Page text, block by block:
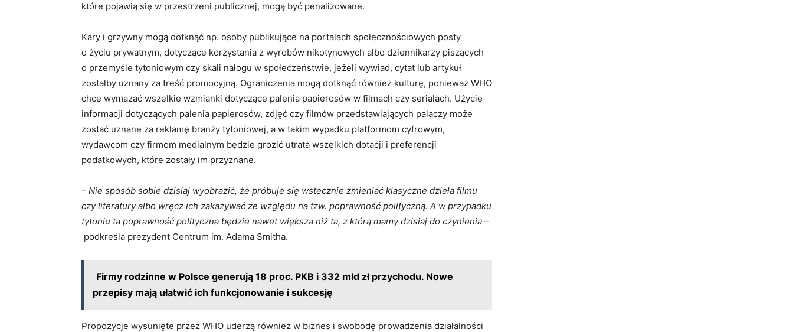
które pojawią się w przestrzeni publicznej, mogą być penalizowane.
Kary i grzywny mogą dotknąć np. osoby publikujące na portalach społecznościowych posty
o życiu prywatnym, dotyczące korzystania z wyrobów nikotynowych albo dziennikarzy piszących
o przemyśle tytoniowym czy skali nałogu w społeczeństwie, jeżeli wywiad, cytat lub artykuł
zostałby uznany za treść promocyjną. Ograniczenia mogą dotknąć również kulturę, ponieważ WHO
chce wymazać wszelkie wzmianki dotyczące palenia papierosów w filmach czy serialach. Użycie
informacji dotyczących palenia papierosów, zdjęć czy filmów przedstawiających palaczy może
zostać uznane za reklamę branży tytoniowej, a w takim wypadku platformom cyfrowym,
wydawcom czy firmom medialnym będzie grozić utrata wszelkich dotacji i preferencji
podatkowych, które zostały im przyznane.
– Nie sposób sobie dzisiaj wyobrazić, że próbuje się wstecznie zmieniać klasyczne dzieła filmu
czy literatury albo wręcz ich zakazywać ze względu na tzw. poprawność polityczną. A w przypadku
tytoniu ta poprawność polityczna będzie nawet większa niż ta, z którą mamy dzisiaj do czynienia –
podkreśla prezydent Centrum im. Adama Smitha.
Firmy rodzinne w Polsce generują 18 proc. PKB i 332 mld zł przychodu. Nowe
przepisy mają ułatwić ich funkcjonowanie i sukcesję
Propozycje wysunięte przez WHO uderzą również w biznes i swobodę prowadzenia działalności